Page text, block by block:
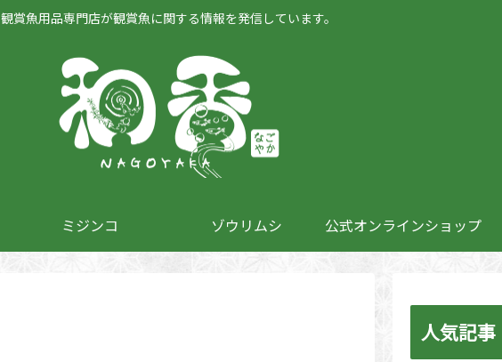
観賞魚用品専門店が観賞魚に関する情報を発信しています。
ミジンコ ゾウリムシ 公式オンラインショップ
人気記事